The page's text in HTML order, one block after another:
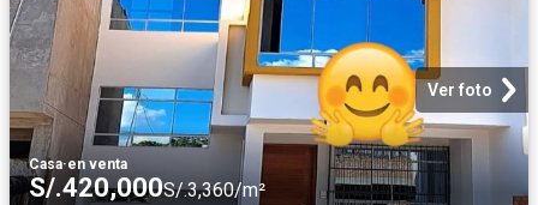
Ver foto
Casa·en venta
S/.420,000S/.3,360/m²